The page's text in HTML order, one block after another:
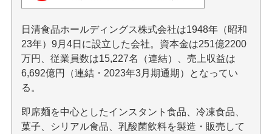
日清食品ホールディングス株式会社は1948年（昭和
23年）9月4日に設立した会社。資本金は251億2200
万円、従業員数は15,227名（連結）、売上収益は
6,692億円（連結・2023年3月期通期）となってい
る。
即席麺を中心としたインスタント食品、冷凍食品、
菓子、シリアル食品、乳酸菌飲料を製造・販売して